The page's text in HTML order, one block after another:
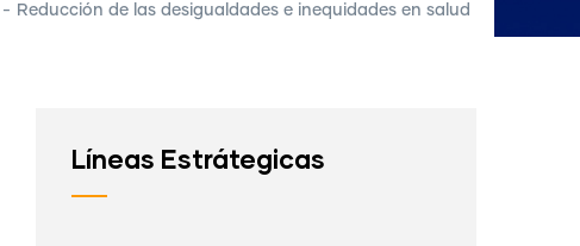
- Reducción de las desigualdades e inequidades en salud
Líneas Estrátegicas